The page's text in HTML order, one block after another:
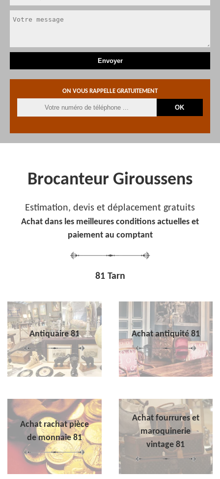
ON VOUS RAPPELLE GRATUITEMENT
Brocanteur Giroussens
Estimation, devis et déplacement gratuits
Achat dans les meilleures conditions actuelles et
paiement au comptant
81 Tarn
Antiquaire 81 Achat antiquité 81
Achat rachat pièce
de monnaie 81
Achat fourrures et
maroquinerie
vintage 81